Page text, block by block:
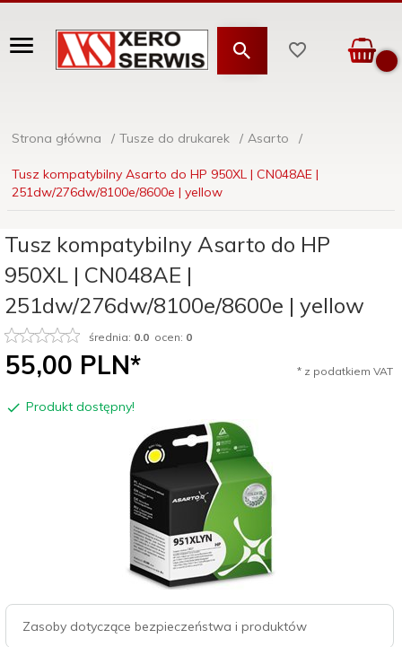
Strona główna Tusze do drukarek Asarto
Tusz kompatybilny Asarto do HP 950XL | CN048AE |
251dw/276dw/8100e/8600e | yellow
Tusz kompatybilny Asarto do HP
950XL | CN048AE |
251dw/276dw/8100e/8600e | yellow
średnia: 0.0 ocen: 0
55,00 PLN* * z podatkiem VAT
Produkt dostępny!
Zasoby dotyczące bezpieczeństwa i produktów